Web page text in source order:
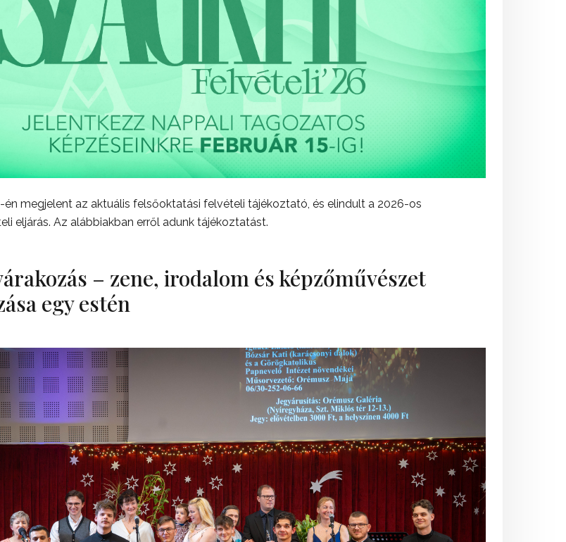
én megjelent az aktuális felsőoktatási felvételi tájékoztató, és elindult a 2026-os
eljárás. Az alábbiakban erről adunk tájékoztatást.
– zene, irodalom és képzőművészet
egy estén